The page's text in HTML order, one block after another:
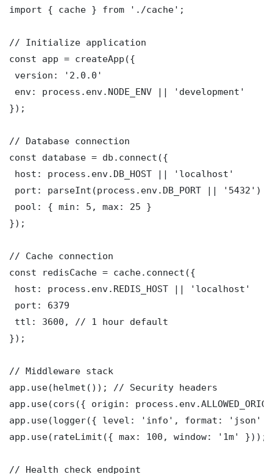
import { cache } from './cache';
// Initialize application
const app = createApp({
version: '2.0.0'
env: process.env.NODE_ENV || 'development'
});
// Database connection
const database = db.connect({
host: process.env.DB_HOST || 'localhost'
port: parseInt(process.env.DB_PORT || '5432')
pool: { min: 5, max: 25 }
});
// Cache connection
const redisCache = cache.connect({
host: process.env.REDIS_HOST || 'localhost'
port: 6379
ttl: 3600, // 1 hour default
});
// Middleware stack
app.use(helmet()); // Security headers
app.use(cors({ origin:
app.use(logger({ level: 'info', format: 'json'
app.use(rateLimit({ max: 100, window: '1m' }));
// Health check endpoint